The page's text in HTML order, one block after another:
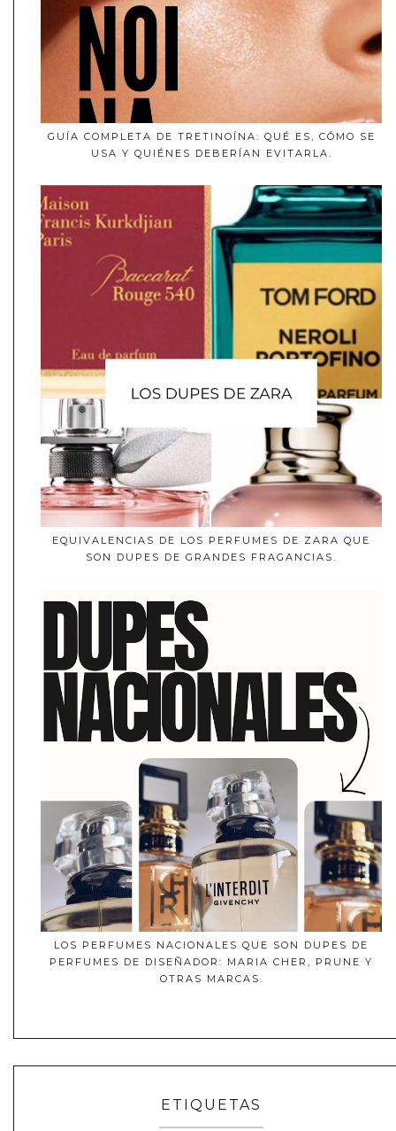
GUÍA COMPLETA DE TRETINOÍNA: QUÉ ES, CÓMO SE
USA Y QUIÉNES DEBERÍAN EVITARLA.
EQUIVALENCIAS DE LOS PERFUMES DE ZARA QUE
SON DUPES DE GRANDES FRAGANCIAS.
LOS PERFUMES NACIONALES QUE SON DUPES DE
PERFUMES DE DISEÑADOR: MARIA CHER, PRUNE Y
OTRAS MARCAS.
ETIQUETAS